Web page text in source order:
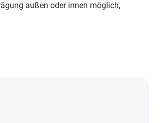
außen oder innen möglich,